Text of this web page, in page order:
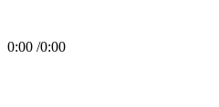
0:00 /0:00